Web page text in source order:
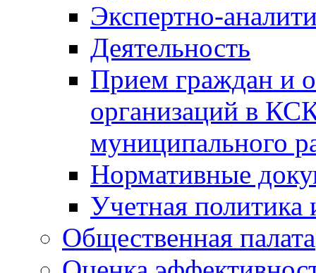
Экспертно-
Деятельность
Прием граждан и
организаций в
муниципального
Нормативные
Учетная политика
Общественная палата